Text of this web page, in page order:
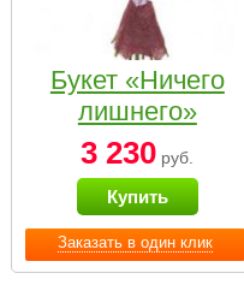
Заказать в один клик
Букет «Ничего
лишнего»
3 230 руб.
Купить